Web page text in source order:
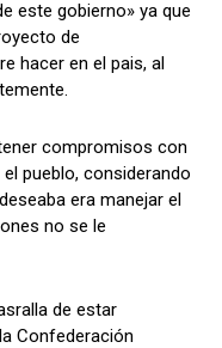
este gobierno» ya que
de
hacer en el pais, al
compromisos con
pueblo, considerando
era manejar el
no se le
de estar
Confederación